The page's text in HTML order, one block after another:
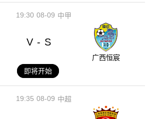
08-09
19:30 中甲
V - S
广西恒宸
即将开始
08-09
19:35 中超